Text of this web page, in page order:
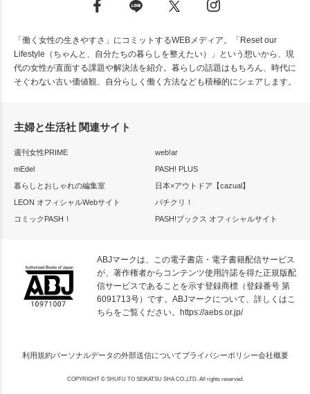
「働く女性の生きやすさ」にコミットするWEBメディア。「Reset our
Lifestyle（ちゃんと、自分たちの暮らしを整えたい）」という想いから、現
代の女性が直面する課題や解決法を紹介。暮らしの話題はもちろん、時代に
そぐわない古い価値観、自分らしく働く方法なども積極的にシェアします。
主婦と生活社 関連サイト
週刊女性PRIME
web!ar
mEdel
PASH! PLUS
暮らしとおしゃれの編集室
日本×アウトドア【cazual】
LEON オフィシャルWebサイト
パチクリ！
コミックPASH！
PASH!ブックス オフィシャルサイト
ABJマークは、この電子書店・電子書籍配信サービス
が、著作権者からコンテンツ使用許諾を得た正規版配
信サービスであることを示す登録商標（登録番号 第
6091713号）です。ABJマークについて、詳しくはこ
ちらをご覧ください。 https://aebs.or.jp/
利用規約パーソナルデータの外部送信についてプライバシーポリシー会社概要
COPYRIGHT © SHUFU TO SEIKATSU SHA CO.,LTD. All rights reserved.